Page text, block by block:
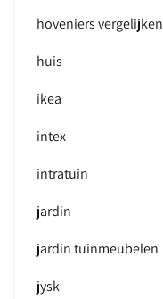
hoveniers vergelijken
huis
ikea
intex
intratuin
jardin
jardin tuinmeubelen
jysk